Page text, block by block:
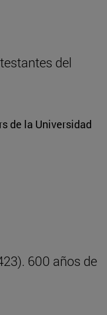
del
de la Universidad
600 años de